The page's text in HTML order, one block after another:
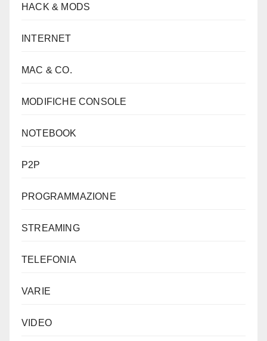
HACK & MODS
INTERNET
MAC & CO.
MODIFICHE CONSOLE
NOTEBOOK
P2P
PROGRAMMAZIONE
STREAMING
TELEFONIA
VARIE
VIDEO